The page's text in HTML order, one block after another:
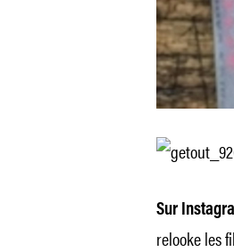
Sur
relooke les